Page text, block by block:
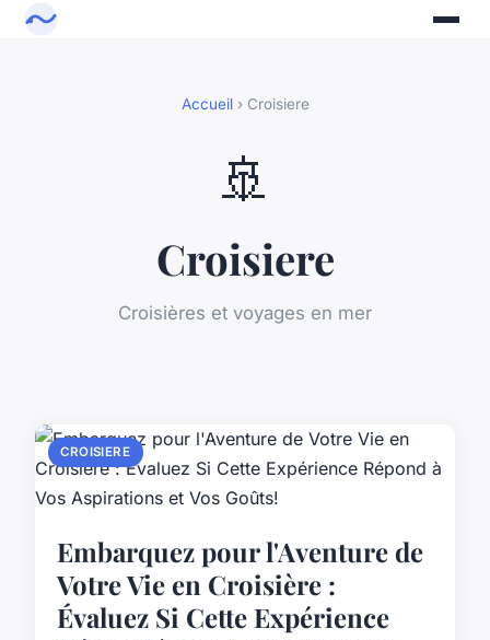
Accueil› Croisiere
🚢
Croisiere
Croisières et voyages en mer
CROISIERE
Embarquez pour l'Aventure de
Votre Vie en Croisière :
Évaluez Si Cette Expérience